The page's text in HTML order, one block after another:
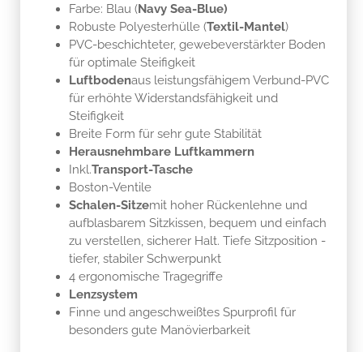
Farbe: Blau (Navy Sea-Blue)
Robuste Polyesterhülle (Textil-Mantel)
PVC-beschichteter, gewebeverstärkter Boden
für optimale Steifigkeit
Luftbodenaus leistungsfähigem Verbund-PVC
für erhöhte Widerstandsfähigkeit und
Steifigkeit
Breite Form für sehr gute Stabilität
Herausnehmbare Luftkammern
Inkl.Transport-Tasche
Boston-Ventile
Schalen-Sitzemit hoher Rückenlehne und
aufblasbarem Sitzkissen, bequem und einfach
zu verstellen, sicherer Halt. Tiefe Sitzposition -
tiefer, stabiler Schwerpunkt
4 ergonomische Tragegriffe
Lenzsystem
Finne und angeschweißtes Spurprofil für
besonders gute Manövierbarkeit